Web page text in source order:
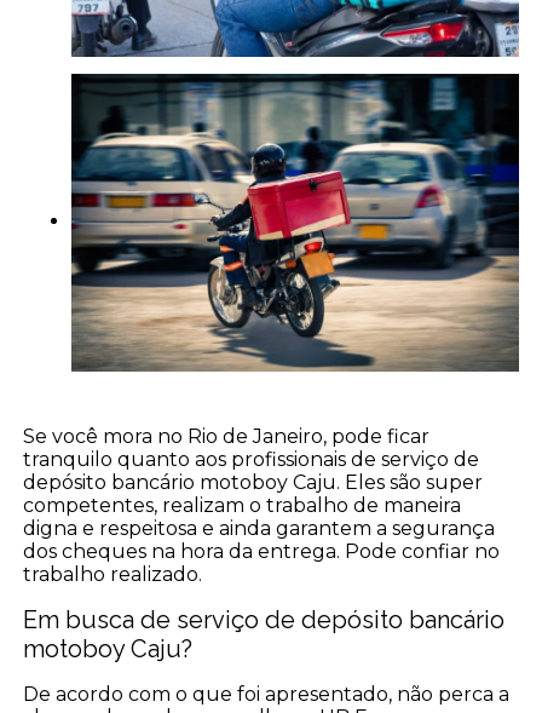
Se você mora no Rio de Janeiro, pode ficar
tranquilo quanto aos profissionais de serviço de
depósito bancário motoboy Caju. Eles são super
competentes, realizam o trabalho de maneira
digna e respeitosa e ainda garantem a segurança
dos cheques na hora da entrega. Pode confiar no
trabalho realizado.
Em busca de serviço de depósito bancário
motoboy Caju?
De acordo com o que foi apresentado, não perca a